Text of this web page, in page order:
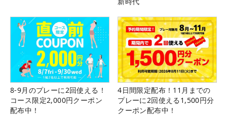
8-9月のプレーに2回使える！
コース限定2,000円クーポン
配布中！
4日間限定配布！11月までの
プレーに2回使える1,500円分
クーポン配布中！